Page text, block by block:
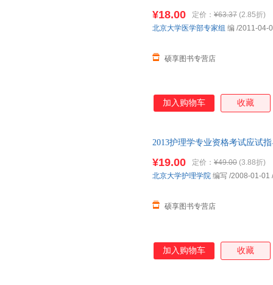
¥18.00 定价： ¥63.37 (2.85折)
硕享图书专营店
北京大学医学部专家组 编 /2011-04-
加入购物车 收藏
2013护理学专业资格考试应试
¥19.00 定价： ¥49.00 (3.88折)
硕享图书专营店
北京大学护理学院 编写 /2008-01-01 /
加入购物车 收藏